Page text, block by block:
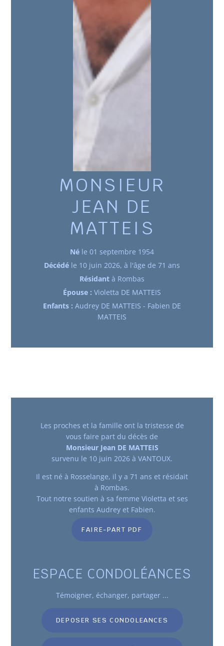
MONSIEUR
JEAN DE
MATTEIS
Né le 01 septembre 1954
Décédé le 10 juin 2026, à l'âge de 71 ans
Résidant à Rombas
Épouse : Violetta DE MATTEIS
Enfants : Audrey DE MATTEIS - Fabien DE
MATTEIS
Les proches et la famille ont la tristesse de
vous faire part du décès de
Monsieur Jean DE MATTEIS
survenu le 10 juin 2026 à VANTOUX.
Il est né à Rosselange, il y a 71 ans et résidait
à Rombas.
Tout notre soutien à sa femme Violetta et ses
enfants Audrey et Fabien.
FAIRE-PART PDF
ESPACE CONDOLÉANCES
Témoigner, échanger, partager ...
DEPOSER SES CONDOLEANCES